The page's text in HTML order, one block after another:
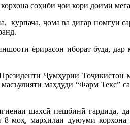
соҳиби ҷои кори доимӣ
курпача, ҷома ва дигар номгуи
ёрирасон иборат буда, дар
Ҷумҳурии Тоҷикистон
маҳдуди “Фарм Текс”
шахсӣ пешбинӣ гардида,
моҳ, марҳилаи дуюуми корхона